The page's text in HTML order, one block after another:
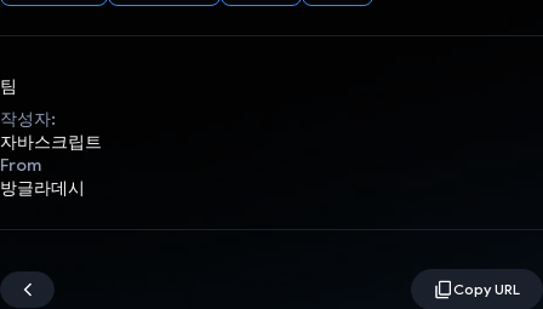
팀
작성자:
자바스크립트
From
방글라데시